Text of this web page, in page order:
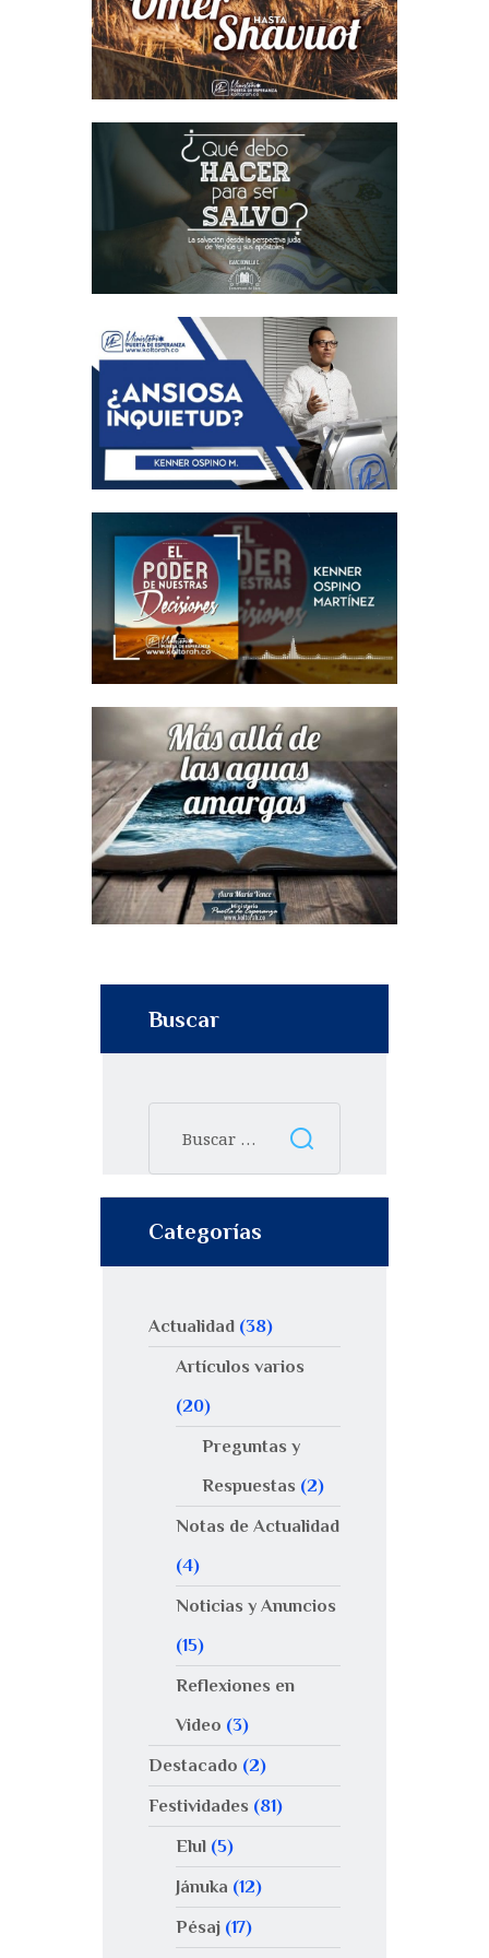
Buscar
Categorías
Actualidad (38)
Artículos varios
(20)
Preguntas y
Respuestas (2)
Notas de Actualidad
(4)
Noticias y Anuncios
(15)
Reflexiones en
Video (3)
Destacado (2)
Festividades (81)
Elul(5)
Jánuka (12)
Pésaj(17)